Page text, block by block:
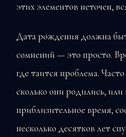
этих элементов неточен,
Дата рождения должна
сомнений — это просто.
где таится проблема.
сколько они родились,
приблизительное время,
несколько десятков лет